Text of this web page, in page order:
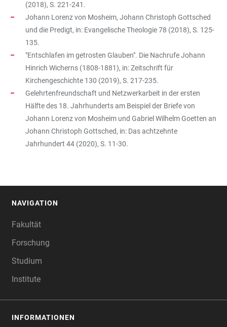
(2018), S. 221-241.
Johann Lorenz von Mosheim, Johann Christoph Gottsched
und die Predigt, in: Evangelische Theologie 78 (2018), S. 125-
135.
"Entschlafen im getrosten Glauben". Die Nachrufe Johann
Hinrich Wicherns (1808-1881), in: Zeitschrift für
Kirchengeschichte 130 (2019), S. 217-235.
Gelehrtenfreundschaft und Netzwerkarbeit in der ersten
Hälfte des 18. Jahrhunderts am Beispiel der Briefe von
Johann Lorenz von Mosheim und Gabriel Wilhelm Goetten an
Johann Christoph Gottsched, in: Das achtzehnte
Jahrhundert 44 (2020), S. 11-30.
NAVIGATION
Fakultät
Forschung
Studium
Institute
INFORMATIONEN